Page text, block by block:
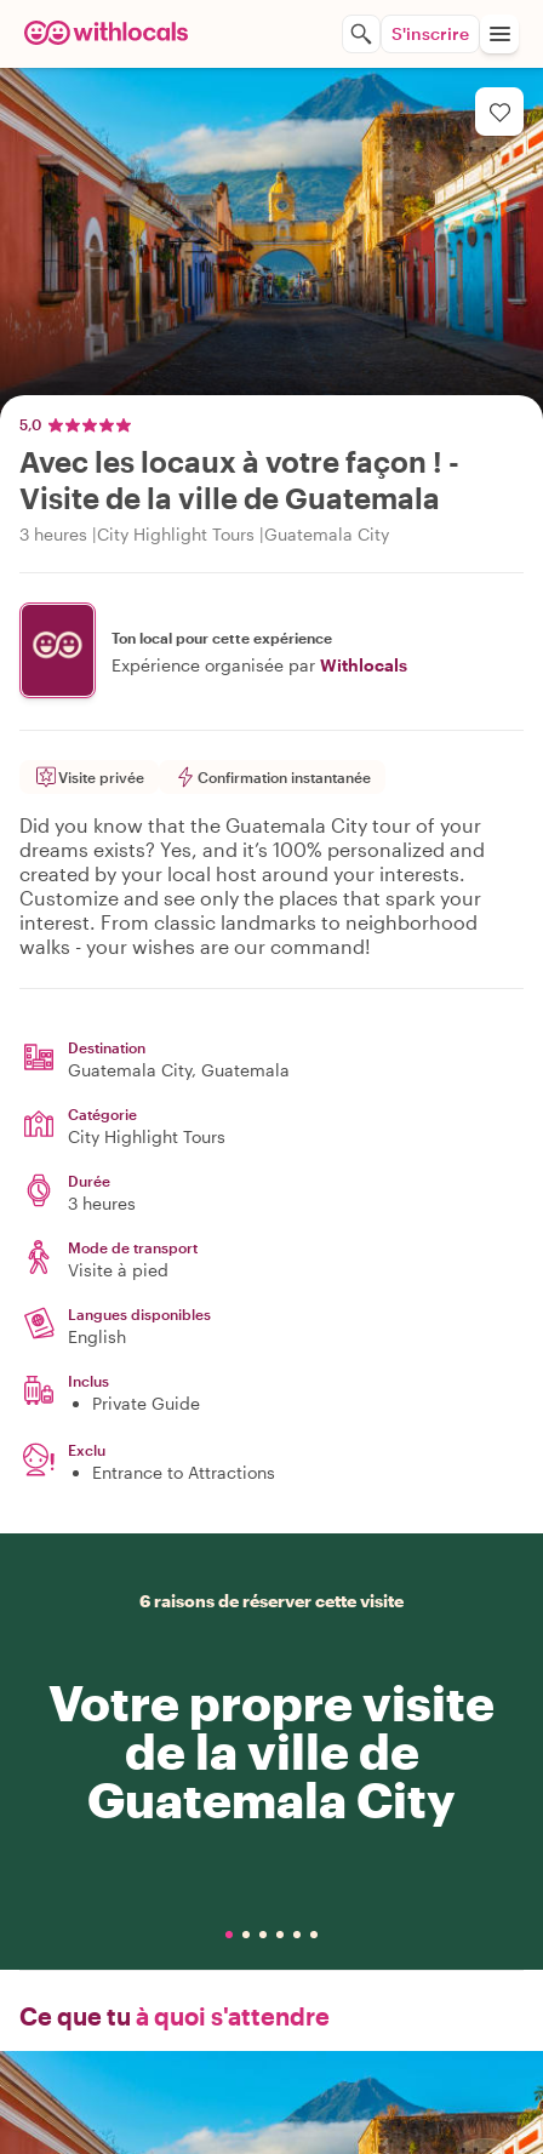
S'inscrire
5,0
Avec les locaux à votre façon ! -
Visite de la ville de Guatemala
3 heures City Highlight Tours Guatemala City
Ton local pour cette expérience
Expérience organisée par Withlocals
Visite privée Confirmation instantanée
Did you know that the Guatemala City tour of your
dreams exists? Yes, and it’s 100% personalized and
created by your local host around your interests.
Customize and see only the places that spark your
interest. From classic landmarks to neighborhood
walks - your wishes are our command!
Destination
Guatemala City, Guatemala
Catégorie
City Highlight Tours
Durée
3 heures
Mode de transport
Visite à pied
Langues disponibles
English
Inclus
Private Guide
Exclu
Entrance to Attractions
6 raisons de réserver cette visite
Votre propre visite
de la ville de
Guatemala City
Ce que tu à quoi s'attendre